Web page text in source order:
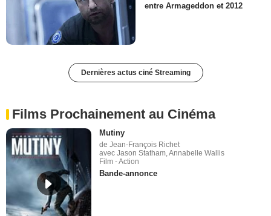
entre Armageddon et 2012
Dernières actus ciné Streaming
Films Prochainement au Cinéma
Mutiny
de Jean-François Richet
avec Jason Statham, Annabelle Wallis
Film - Action
Bande-annonce